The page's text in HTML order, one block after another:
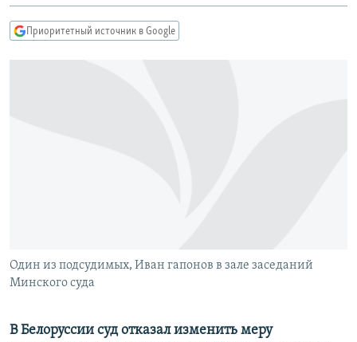
навигации
Вернутся
IDEL.РЕАЛИИ
КАВКАЗ.РЕАЛИИ
Приоритетный источник в Google
Один из подсудимых, Иван гапонов в зале заседаний
Минского суда
В Белоруссии суд отказал изменить меру